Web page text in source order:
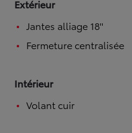
Extérieur
Jantes alliage 18''
Fermeture centralisée
Intérieur
Volant cuir